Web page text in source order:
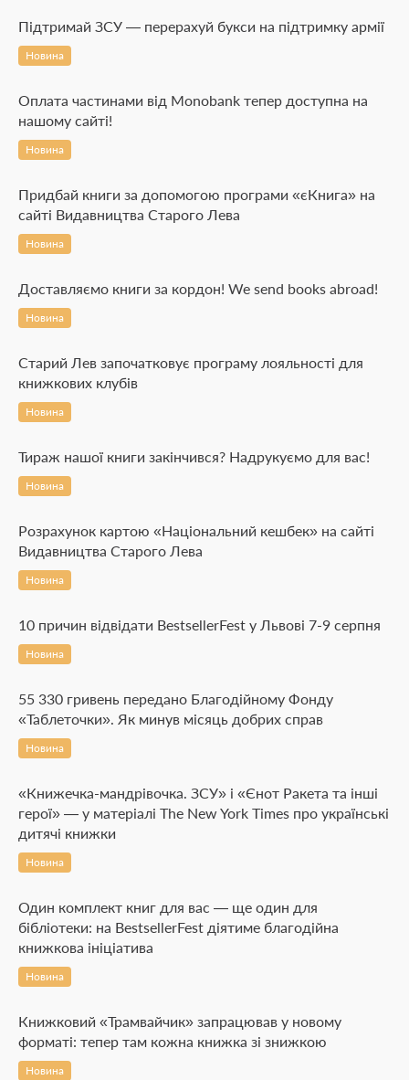
Підтримай ЗСУ — перерахуй букси на підтримку армії
Новина
Оплата частинами від Monobank тепер доступна на
нашому сайті!
Новина
Придбай книги за допомогою програми «єКнига» на
сайті Видавництва Старого Лева
Новина
Доставляємо книги за кордон! We send books abroad!
Новина
Старий Лев започатковує програму лояльності для
книжкових клубів
Новина
Тираж нашої книги закінчився? Надрукуємо для вас!
Новина
Розрахунок картою «Національний кешбек» на сайті
Видавництва Старого Лева
Новина
10 причин відвідати BestsellerFest у Львові 7-9 серпня
Новина
55 330 гривень передано Благодійному Фонду
«Таблеточки». Як минув місяць добрих справ
Новина
«Книжечка-мандрівочка. ЗСУ» і «Єнот Ракета та інші
герої» — у матеріалі The New York Times про українські
дитячі книжки
Новина
Один комплект книг для вас — ще один для
бібліотеки: на BestsellerFest діятиме благодійна
книжкова ініціатива
Новина
Книжковий «Трамвайчик» запрацював у новому
форматі: тепер там кожна книжка зі знижкою
Новина